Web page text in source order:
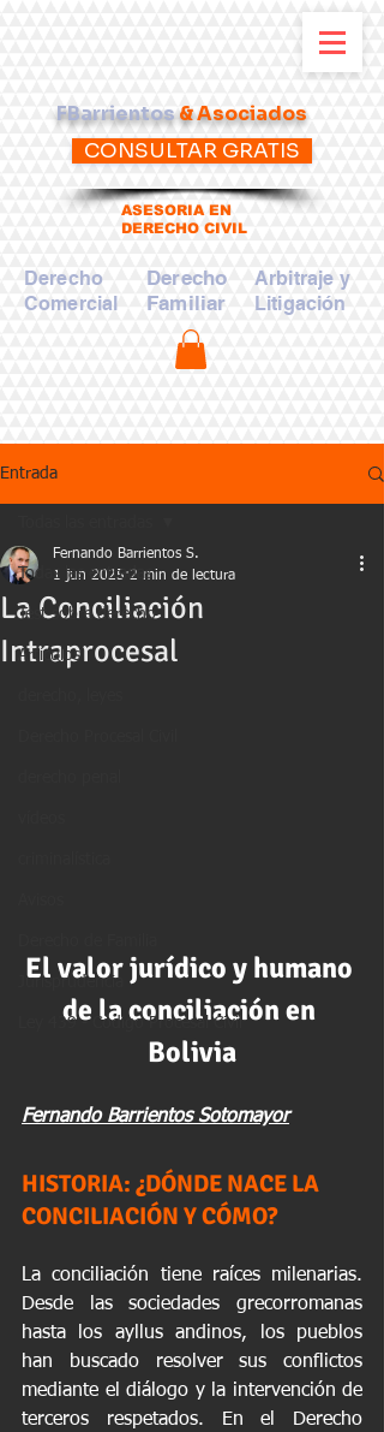
FBarrientos& Asociados
ASESORIA EN
DERECHO CIVIL
Derecho
Comercial
Derecho
Familiar
Arbitraje y
Litigación
CONSULTAR GRATIS
Entrada
Todas las entradas
Test sobre derecho
Artículos
Jurisprudencia
Ley 439 - Código Procesal Civil
La Conciliación
Intraprocesal
Fernando Barrientos S.
1 jun 2025 2 min de lectura
El valor jurídico y humano
de la conciliación en
Bolivia
Fernando Barrientos Sotomayor
HISTORIA: ¿DÓNDE NACE LA
CONCILIACIÓN Y CÓMO?
La conciliación tiene raíces milenarias.
Desde las sociedades grecorromanas
hasta los ayllus andinos, los pueblos
han buscado resolver sus conflictos
mediante el diálogo y la intervención de
terceros respetados. En el Derecho